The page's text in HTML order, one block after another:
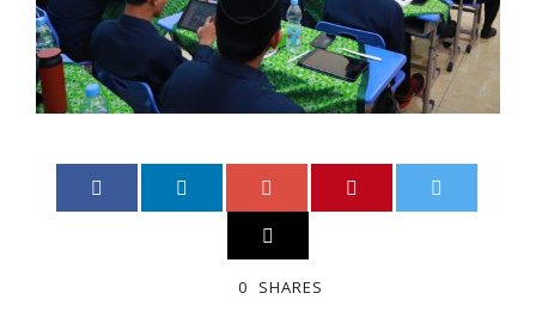
0 SHARES